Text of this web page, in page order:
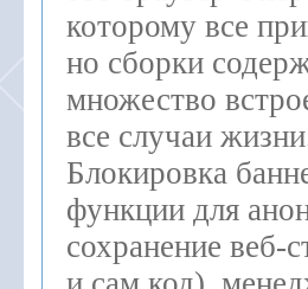
которому все
но сборки
множество
все случаи
Блокировка
функции для
сохранение веб-